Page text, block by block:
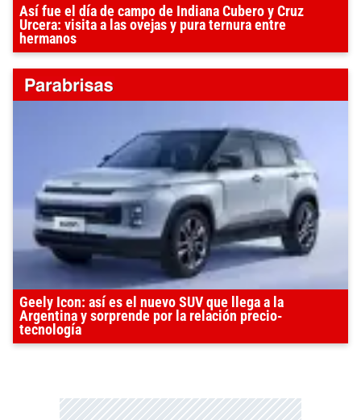
Así fue el día de campo de Indiana Cubero y Cruz
Urcera: visita a las ovejas y pura ternura entre
hermanos
Geely Icon: así es el nuevo SUV que llega a la
Argentina y sorprende por la relación precio-
tecnología